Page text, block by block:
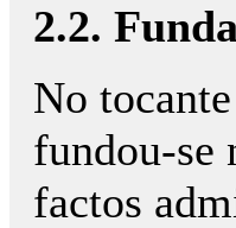
2.2.
No
fundou-se
factos